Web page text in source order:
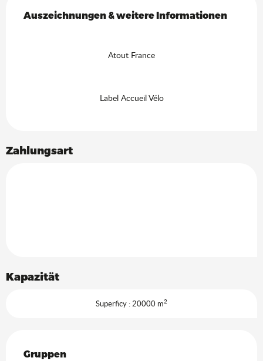
Auszeichnungen & weitere Informationen
Auszeichnungen & weitere Informationen
Atout France
Label Accueil Vélo
Zahlungsart
Kapazität
Superficy : 20000 m2
Gruppen
Gruppen